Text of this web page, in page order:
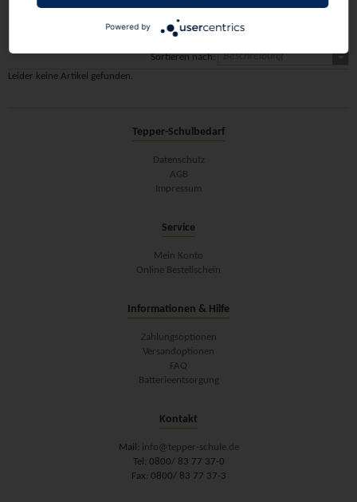
Sortieren nach: Beschreibung
Leider keine Artikel gefunden.
Tepper-Schulbedarf
Datenschutz
AGB
Impressum
Service
Mein Konto
Online Bestellschein
Informationen & Hilfe
Zahlungsoptionen
Versandoptionen
FAQ
Batterieentsorgung
Kontakt
Mail: info@tepper-schule.de
Tel: 0800/ 83 77 37-0
Fax: 0800/ 83 77 37-3
Powered by